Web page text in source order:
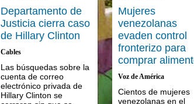
Departamento de
Justicia cierra caso
de Hillary Clinton
Cables
Las búsquedas sobre la
cuenta de correo
electrónico privada de
Hillary Clinton se
Mujeres
venezolanas
evaden control
fronterizo para
comprar
Voz de América
Cientos de mujeres
venezolanas en el